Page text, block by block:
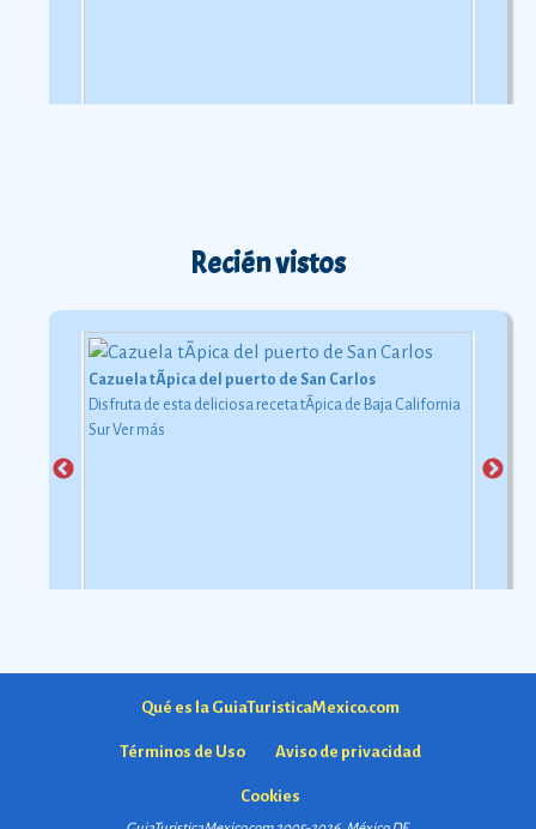
Recién vistos
Cazuela tÃ­pica del puerto de San Carlos
Disfruta de esta deliciosa receta tÃ­pica de Baja California
SurVer más
Qué es la GuiaTuristicaMexico.com
Términos de Uso Aviso de privacidad
Cookies